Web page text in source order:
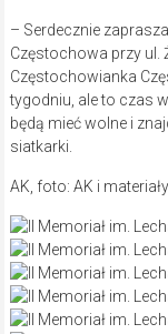
– Serdecznie
Częstochowa przy ul.
Częstochowianka
tygodniu, ale to czas
będą mieć wolne i
siatkarki.
AK, foto: AK i